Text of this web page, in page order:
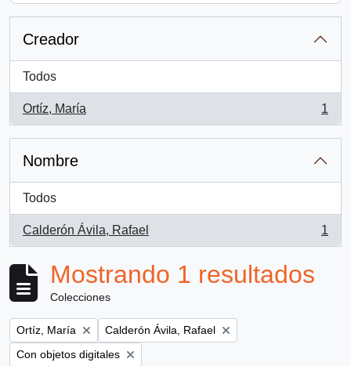
Creador
Todos
Ortíz, María
, 1 resultados
1
Nombre
Todos
Calderón Ávila, Rafael
, 1 resultados
1
Mostrando 1 resultados
Colecciones
Remove filter:
Ortíz, María Remove filter:
Calderón Ávila, Rafael
Remove filter:
Con objetos digitales